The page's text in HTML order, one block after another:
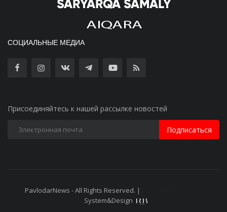
СОЦИАЛЬНЫЕ МЕДИА
Присоединяйтесь к нашей рассылке новостей
Подписаться
PavlodarNews - All Rights Reserved. |
System&Design